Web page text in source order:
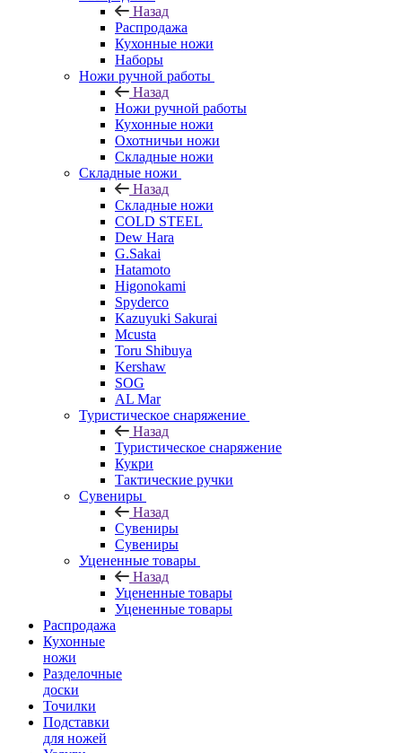
Назад
Распродажа
Кухонные ножи
Наборы
Ножи ручной работы
Назад
Ножи ручной работы
Кухонные ножи
Охотничьи ножи
Складные ножи
Складные ножи
Назад
Складные ножи
COLD STEEL
Dew Hara
G.Sakai
Hatamoto
Higonokami
Spyderco
Kazuyuki Sakurai
Mcusta
Toru Shibuya
Kershaw
SOG
AL Mar
Туристическое снаряжение
Назад
Туристическое снаряжение
Кукри
Тактические ручки
Сувениры
Назад
Сувениры
Сувениры
Уцененные товары
Назад
Уцененные товары
Уцененные товары
Распродажа
Кухонные
ножи
Разделочные
доски
Точилки
Подставки
для ножей